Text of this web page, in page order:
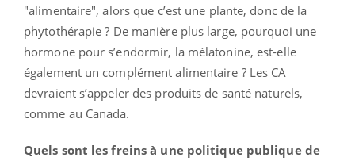
"alimentaire", alors que c’est une plante, donc de la
phytothérapie ? De manière plus large, pourquoi une
hormone pour s’endormir, la mélatonine, est-elle
également un complément alimentaire ? Les CA
devraient s’appeler des produits de santé naturels,
comme au Canada.
Quels sont les freins à une politique publique de